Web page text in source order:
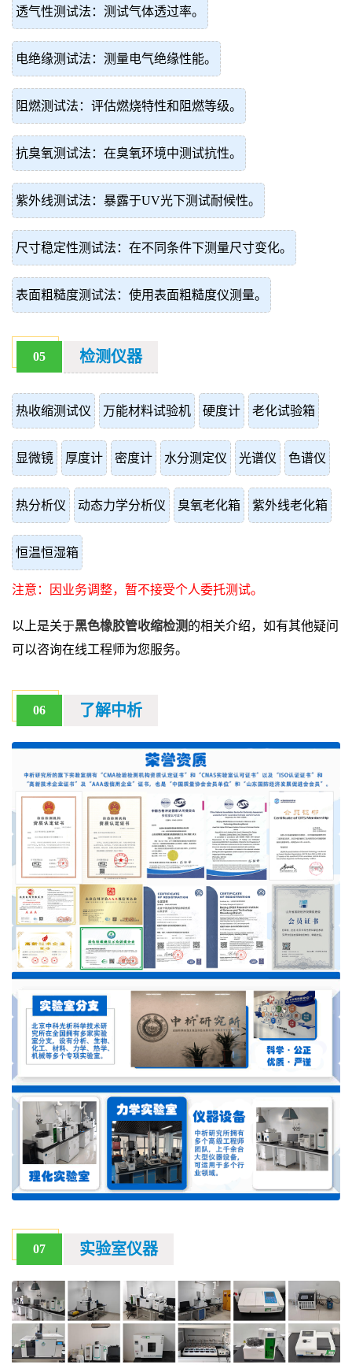
透气性测试法：测试气体透过率。
电绝缘测试法：测量电气绝缘性能。
阻燃测试法：评估燃烧特性和阻燃等级。
抗臭氧测试法：在臭氧环境中测试抗性。
紫外线测试法：暴露于UV光下测试耐候性。
尺寸稳定性测试法：在不同条件下测量尺寸变化。
表面粗糙度测试法：使用表面粗糙度仪测量。
05 检测仪器
热收缩测试仪 万能材料试验机 硬度计 老化试验箱
显微镜 厚度计 密度计 水分测定仪 光谱仪 色谱仪
热分析仪 动态力学分析仪 臭氧老化箱 紫外线老化箱
恒温恒湿箱
注意：因业务调整，暂不接受个人委托测试。
以上是关于黑色橡胶管收缩检测 的相关介绍，如有其他疑问
可以咨询在线工程师为您服务。
06 了解中析
07 实验室仪器